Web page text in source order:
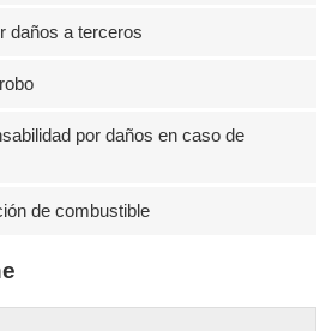
daños a terceros
por daños en caso de
de combustible